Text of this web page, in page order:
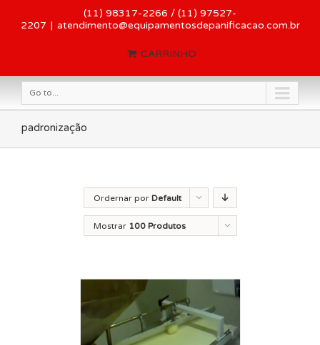
(11) 98317-2266 / (11) 97527-
2207 | atendimento@equipamentosdepanificacao.com.br
CARRINHO
Go to...
padronização
Ordernar por Default
Order
Mostrar 100 Produtos